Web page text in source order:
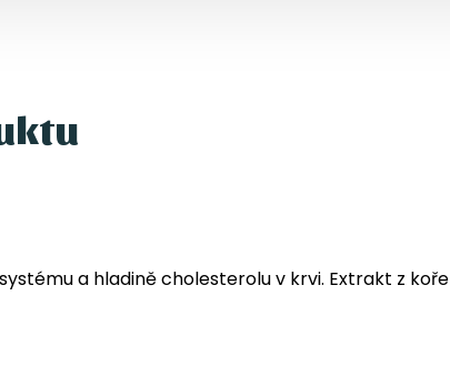
a hladině cholesterolu v krvi. Extrakt z